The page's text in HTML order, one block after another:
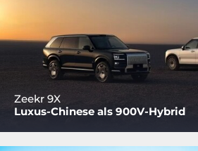
Zeekr 9X
Luxus-Chinese als 900V-Hybrid